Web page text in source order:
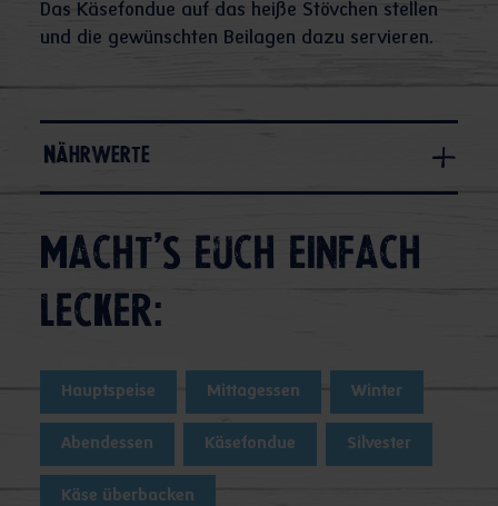
Das Käsefondue auf das heiße Stövchen stellen
und die gewünschten Beilagen dazu servieren.
Nährwerte
Macht's euch einfach
lecker:
Hauptspeise Mittagessen Winter
Abendessen Käsefondue Silvester
Käse überbacken